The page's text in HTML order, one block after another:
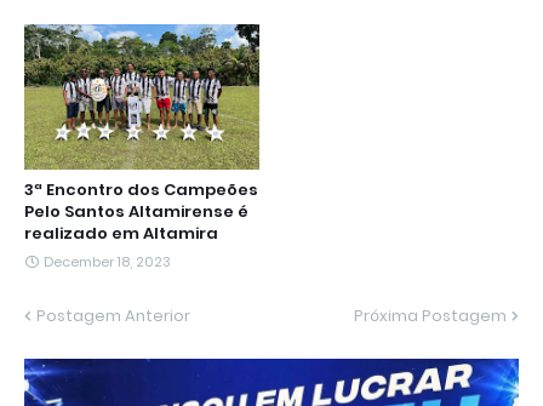
3ª Encontro dos Campeões
Pelo Santos Altamirense é
realizado em Altamira
December 18, 2023
Postagem Anterior Próxima Postagem